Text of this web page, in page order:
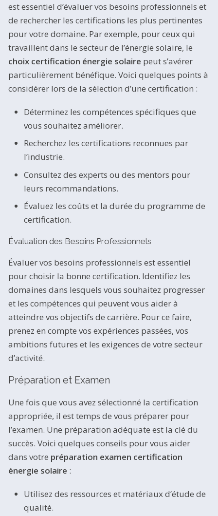
est essentiel d’évaluer vos besoins professionnels et
de rechercher les certifications les plus pertinentes
pour votre domaine. Par exemple, pour ceux qui
travaillent dans le secteur de l’énergie solaire, le
choix certification énergie solaire peut s’avérer
particulièrement bénéfique. Voici quelques points à
considérer lors de la sélection d’une certification :
Déterminez les compétences spécifiques que
vous souhaitez améliorer.
Recherchez les certifications reconnues par
l’industrie.
Consultez des experts ou des mentors pour
leurs recommandations.
Évaluez les coûts et la durée du programme de
certification.
Évaluation des Besoins Professionnels
Évaluer vos besoins professionnels est essentiel
pour choisir la bonne certification. Identifiez les
domaines dans lesquels vous souhaitez progresser
et les compétences qui peuvent vous aider à
atteindre vos objectifs de carrière. Pour ce faire,
prenez en compte vos expériences passées, vos
ambitions futures et les exigences de votre secteur
d’activité.
Préparation et Examen
Une fois que vous avez sélectionné la certification
appropriée, il est temps de vous préparer pour
l’examen. Une préparation adéquate est la clé du
succès. Voici quelques conseils pour vous aider
dans votre préparation examen certification
énergie solaire :
Utilisez des ressources et matériaux d’étude de
qualité.